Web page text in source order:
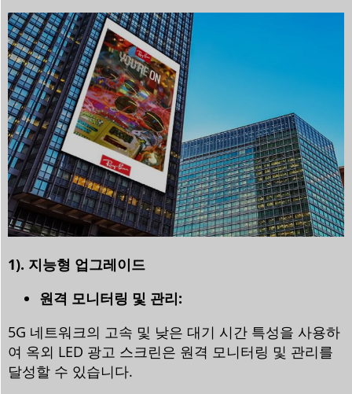
1). 지능형 업그레이드
원격 모니터링 및 관리:
5G 네트워크의 고속 및 낮은 대기 시간 특성을 사용하
여 옥외 LED 광고 스크린은 원격 모니터링 및 관리를
달성할 수 있습니다.